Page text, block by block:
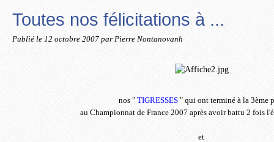
Toutes nos félicitations à ...
Publié le 12 octobre 2007 par Pierre Nontanovanh
nos " TIGRESSES " qui ont terminé à la 3ème
au Championnat de France 2007 après avoir battu 2 fois
et